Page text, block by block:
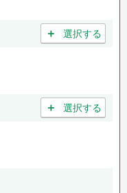
＋ 選択する
＋ 選択する